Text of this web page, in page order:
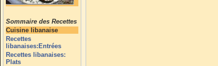
Sommaire des Recettes
Cuisine libanaise
Recettes
libanaises:Entrées
Recettes libanaises:
Plats